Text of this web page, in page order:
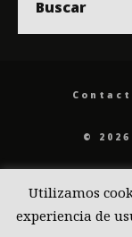
©
Utilizamos
experiencia de